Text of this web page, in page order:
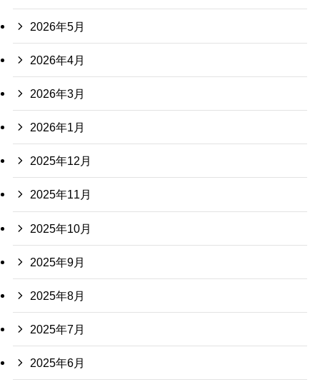
2026年5月
2026年4月
2026年3月
2026年1月
2025年12月
2025年11月
2025年10月
2025年9月
2025年8月
2025年7月
2025年6月